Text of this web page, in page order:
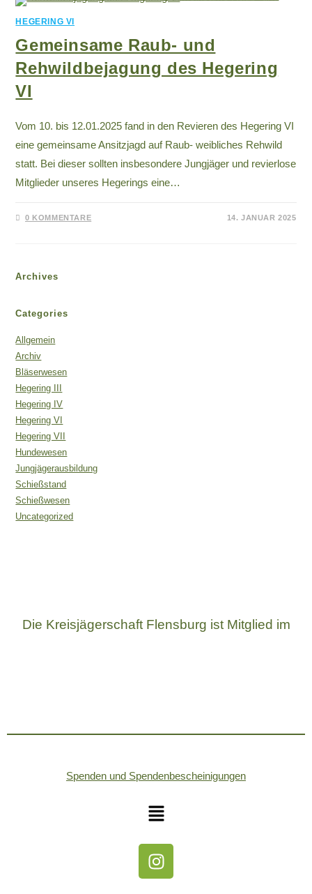
HEGERING VI
Gemeinsame Raub- und
Rehwildbejagung des Hegering
VI
Vom 10. bis 12.01.2025 fand in den Revieren des Hegering VI
eine gemeinsame Ansitzjagd auf Raub- weibliches Rehwild
statt. Bei dieser sollten insbesondere Jungjäger und revierlose
Mitglieder unseres Hegerings eine…
0 KOMMENTARE 14. JANUAR 2025
Archives
Categories
Allgemein
Archiv
Bläserwesen
Hegering III
Hegering IV
Hegering VI
Hegering VII
Hundewesen
Jungjägerausbildung
Schießstand
Schießwesen
Uncategorized
Die Kreisjägerschaft Flensburg ist Mitglied im
Spenden und Spendenbescheinigungen